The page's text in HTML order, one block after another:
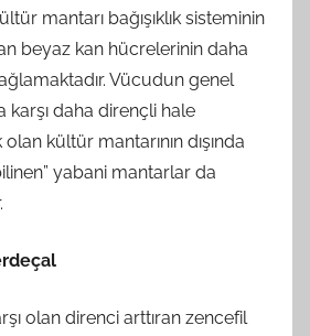
mantarı bağışıklık sisteminin
beyaz kan hücrelerinin daha
sağlamaktadır. Vücudun genel
karşı daha dirençli hale
kültür mantarının dışında
yabani mantarlar da
olan direnci arttıran zencefil